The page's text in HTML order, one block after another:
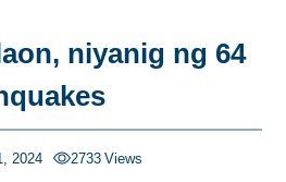
niyanig ng 64
2024 2733 Views